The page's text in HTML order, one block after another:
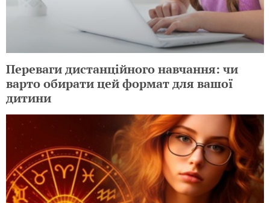
Переваги дистанційного навчання: чи
варто обирати цей формат для вашої
дитини